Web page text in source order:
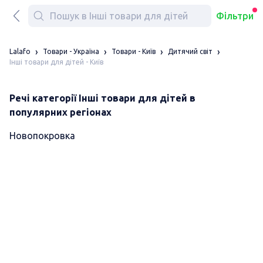
Фільтри
Lalafo Товари - Україна Товари - Київ
Дитячий світ
Інші товари для дітей - Київ
Речі категорії Інші товари для дітей в
популярних регіонах
Новопокровка